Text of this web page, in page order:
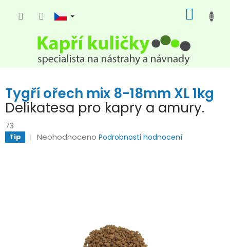
KOŠÍK
Tygří ořech mix 8-18mm XL 1kg
Delikatesa pro kapry a amury.
73
Tip
Průměrné
Neohodnoceno Podrobnosti hodnocení